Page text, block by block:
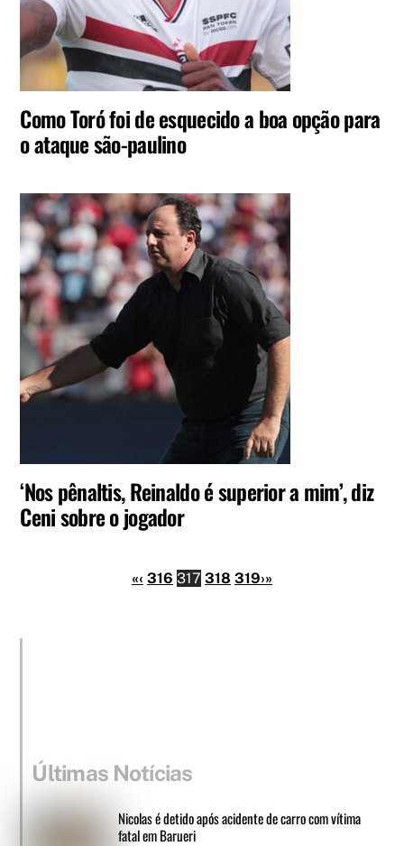
Como Toró foi de esquecido a boa opção para
o ataque são-paulino
‘Nos pênaltis, Reinaldo é superior a mim’, diz
Ceni sobre o jogador
«‹ 316 317 318 319›»
Últimas Notícias
Nicolas é detido após acidente de carro com vítima
fatal em Barueri